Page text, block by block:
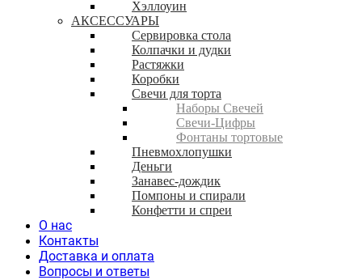
Хэллоуин
АКСЕССУАРЫ
Сервировка стола
Колпачки и дудки
Растяжки
Коробки
Свечи для торта
Наборы Свечей
Свечи-Цифры
Фонтаны тортовые
Пневмохлопушки
Деньги
Занавес-дождик
Помпоны и спирали
Конфетти и спреи
О нас
Контакты
Доставка и оплата
Вопросы и ответы